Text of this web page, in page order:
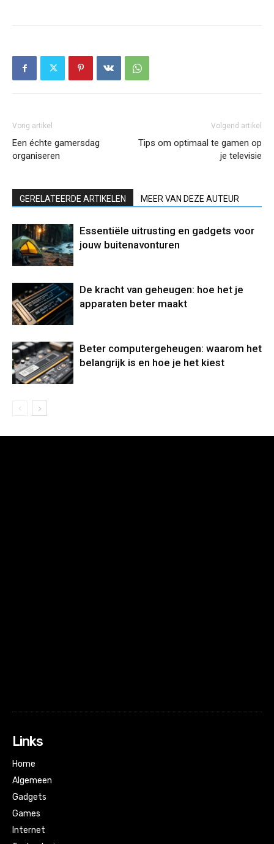
Vorig artikel
Een échte gamersdag
organiseren
Volgend artikel
Tips om optimaal te gamen op
je televisie
GERELATEERDE ARTIKELEN MEER VAN DEZE AUTEUR
Essentiële uitrusting en gadgets voor
jouw buitenavonturen
De kracht van geheugen: hoe het je
apparaten beter maakt
Beter computergeheugen: waarom het
belangrijk is en hoe je het kiest
Links
Home
Algemeen
Gadgets
Games
Internet